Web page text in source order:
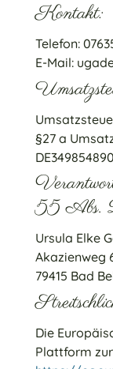
Kontakt:
Telefon:
E-Mail:
§27 a
DE349854890
55
Ursula Elke
Akazienweg
79415 Bad
Die
Plattform